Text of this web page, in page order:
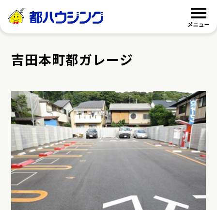
都ハウジング
吉田本町都ガレージ